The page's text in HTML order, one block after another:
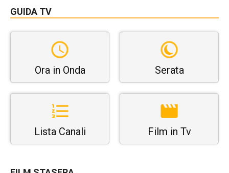
GUIDA TV
Ora in Onda Serata
Lista Canali Film in Tv